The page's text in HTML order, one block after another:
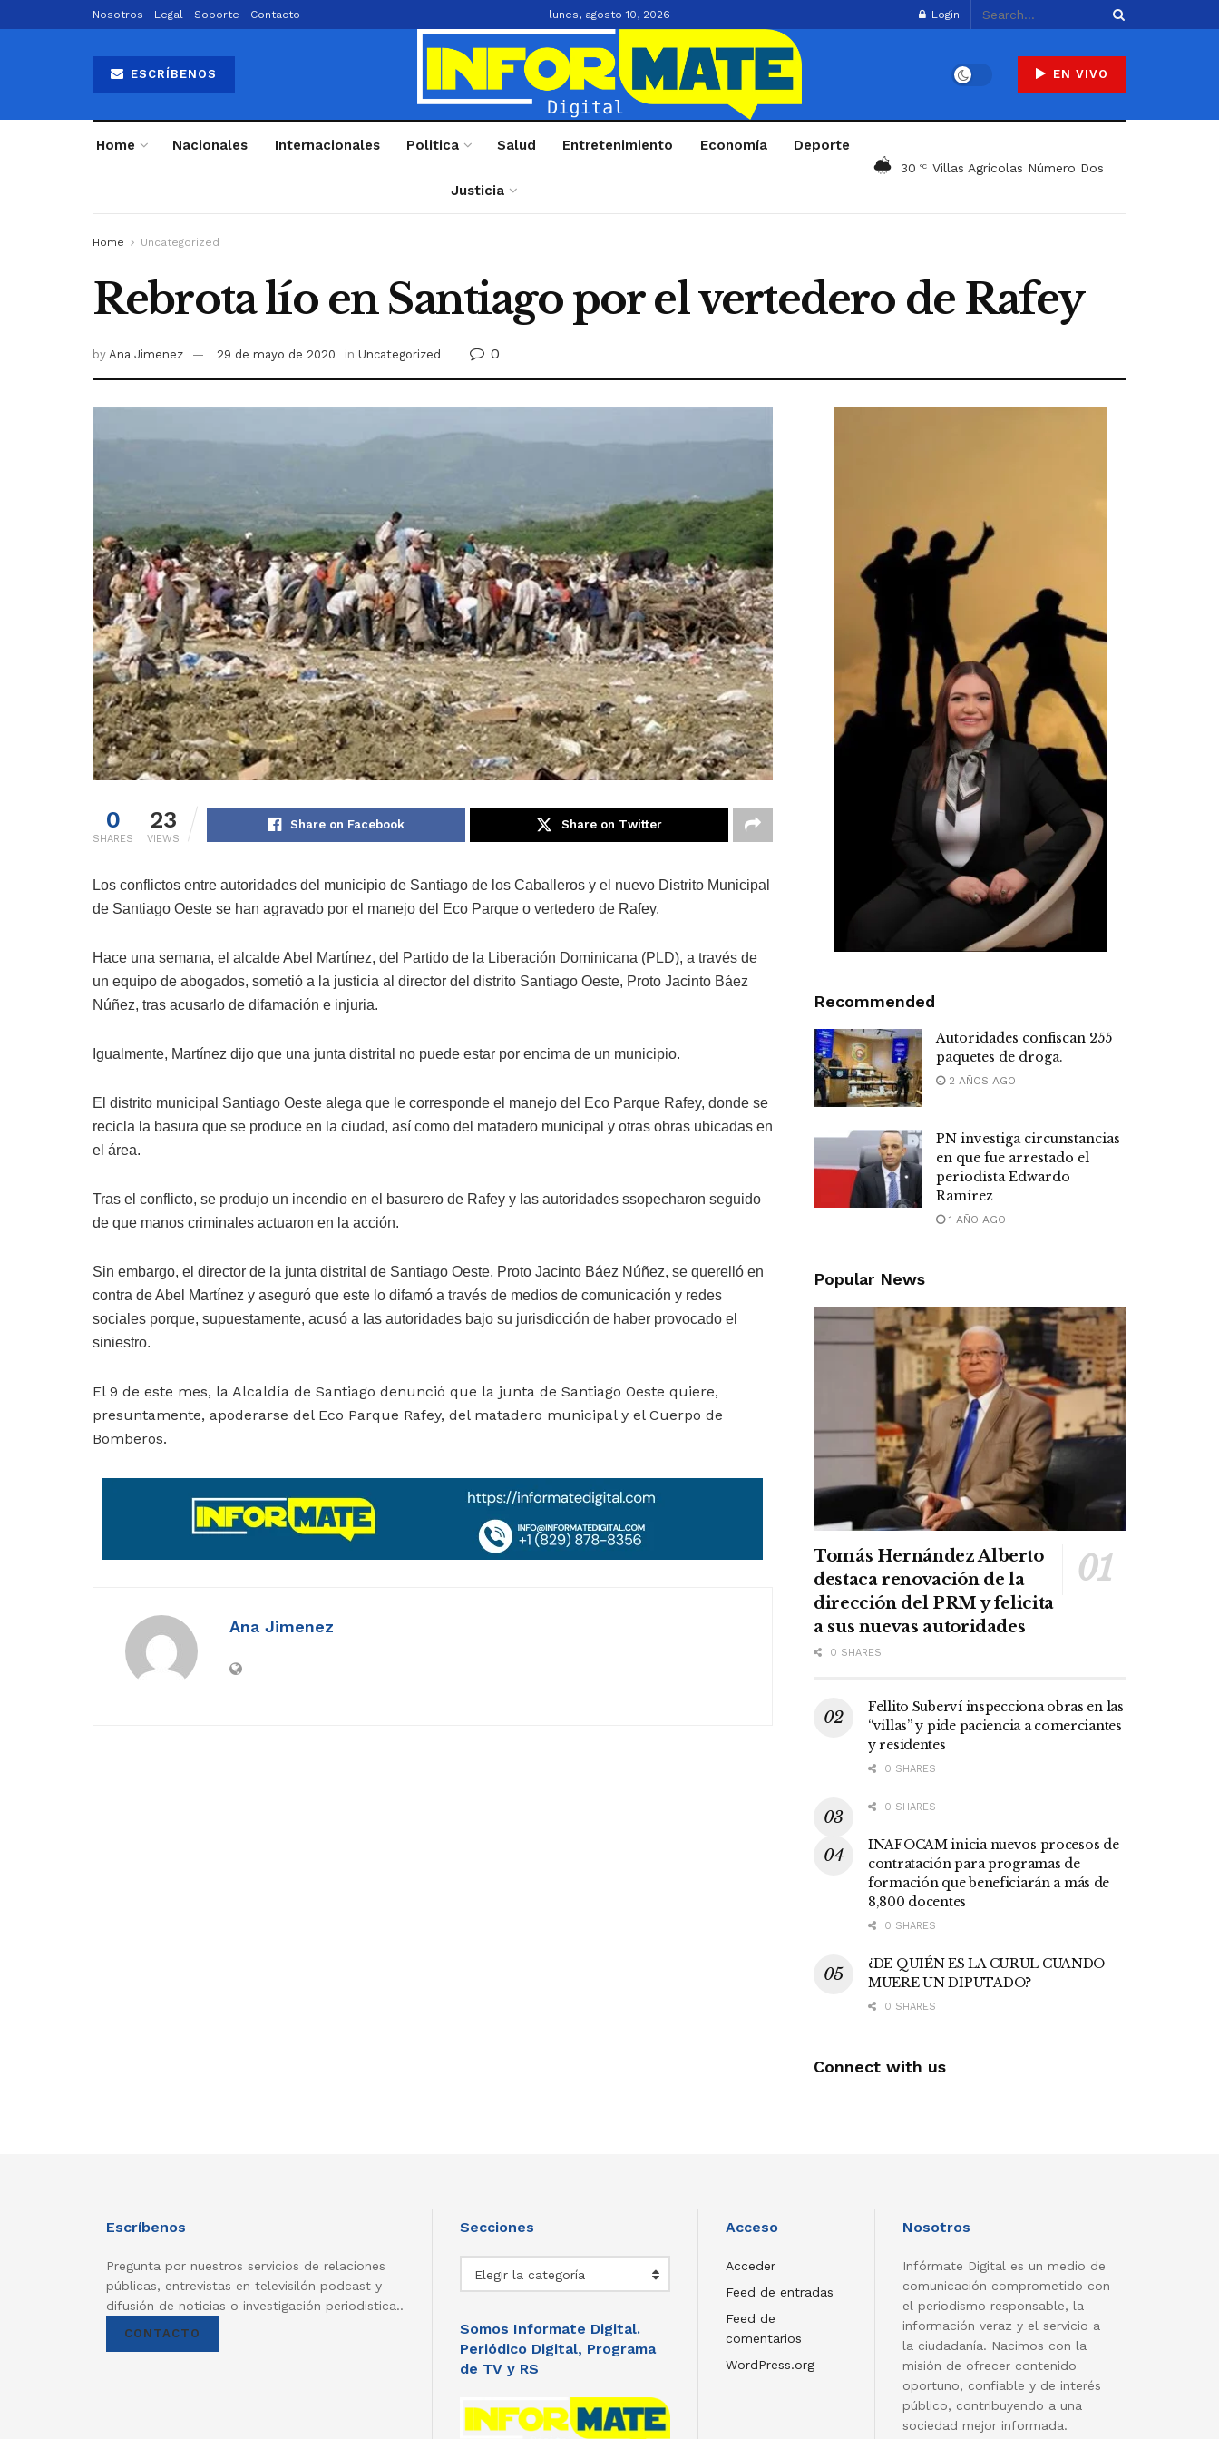
Nosotros Legal Soporte Contacto lunes, agosto 10, 2026 Login
ESCRÍBENOS EN VIVO
Home Nacionales Internacionales Politica Salud Entretenimiento Economía Deporte
Justicia
30 °C Villas Agrícolas Número Dos
Home Uncategorized
Rebrota lío en Santiago por el vertedero de Rafey
by Ana Jimenez 29 de mayo de 2020 in Uncategorized 0
0
SHARES
23
VIEWS
Share on Facebook Share on Twitter
Los conflictos entre auto­ridades del municipio de Santiago de los Caballeros y el nuevo Distrito Muni­cipal
de Santiago Oeste se han agravado por el mane­jo del Eco Parque o vertede­ro de Rafey.
Hace una semana, el al­calde Abel Martínez, del Partido de la Liberación Do­minicana (PLD), a través de
un equipo de abogados, sometió a la justicia al di­rector del distrito Santiago Oeste, Proto Jacinto Báez
Núñez, tras acusarlo de di­famación e injuria.
Igualmente, Martínez di­jo que una junta distrital no puede estar por encima de un municipio.
El distrito municipal Santiago Oeste alega que le corresponde el manejo del Eco Parque Rafey, don­de se
recicla la basura que se produce en la ciudad, así como del matadero muni­cipal y otras obras ubicadas en
el área.
Tras el conflicto, se pro­dujo un incendio en el ba­surero de Rafey y las autori­dades ssopecharon seguido
de que manos criminales actuaron en la acción.
Sin embargo, el direc­tor de la junta distrital de Santiago Oeste, Proto Ja­cinto Báez Núñez, se que­relló en
contra de Abel Martínez y aseguró que este lo difamó a través de medios de comunicación y redes
sociales porque, su­puestamente, acusó a las autoridades bajo su juris­dicción de haber provoca­do el
siniestro.
El 9 de este mes, la Al­caldía de Santiago de­nunció que la junta de Santiago Oeste quiere,
presuntamente, apoderar­se del Eco Parque Rafey, del matadero municipal y el Cuerpo de
Bomberos.
Ana Jimenez
Recommended
Autoridades confiscan 255
paquetes de droga.
2 AÑOS AGO
PN investiga circunstancias
en que fue arrestado el
periodista Edwardo
Ramírez
1 AÑO AGO
Popular News
Tomás Hernández Alberto
destaca renovación de la
dirección del PRM y felicita
a sus nuevas autoridades
0 SHARES
Fellito Suberví inspecciona obras en las
“villas” y pide paciencia a comerciantes
y residentes
0 SHARES
0 SHARES
INAFOCAM inicia nuevos procesos de
contratación para programas de
formación que beneficiarán a más de
8,800 docentes
0 SHARES
¿DE QUIÉN ES LA CURUL CUANDO
MUERE UN DIPUTADO?
0 SHARES
Connect with us
Escríbenos
Pregunta por nuestros servicios de relaciones
públicas, entrevistas en televisilón podcast y
difusión de noticias o investigación periodistica..
CONTACTO
Secciones
Elegir la categoría
Somos Informate Digital.
Periódico Digital, Programa
de TV y RS
Acceso
Acceder
Feed de entradas
Feed de
comentarios
WordPress.org
Nosotros
Infórmate Digital es un medio de
comunicación comprometido con
el periodismo responsable, la
información veraz y el servicio a
la ciudadanía. Nacimos con la
misión de ofrecer contenido
oportuno, confiable y de interés
público, contribuyendo a una
sociedad mejor informada.